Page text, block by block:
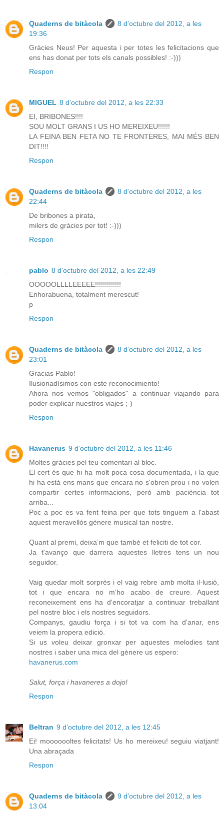
Quaderns de bitàcola
8 d’octubre del 2012, a les
19:36
Gràcies Neus! Per aquesta i per totes les felicitacions que
ens has donat per tots els canals possibles! :-)))
Respon
MIGUEL 8 d’octubre del 2012, a les 22:33
EI, BRIBONES!!!!
SOU MOLT GRANS I US HO MEREIXEU!!!!!!
LA FEINA BEN FETA NO TE FRONTERES, MAI MÉS BEN
DIT!!!!
Respon
Quaderns de bitàcola
8 d’octubre del 2012, a les
22:44
De bribones a pirata,
milers de gràcies per tot! :-)))
Respon
pablo 8 d’octubre del 2012, a les 22:49
OOOOOLLLLEEEEE!!!!!!!!!!!!!
Enhorabuena, totalment merescut!
p
Respon
Quaderns de bitàcola
8 d’octubre del 2012, a les
23:01
Gracias Pablo!
Ilusionadísimos con este reconocimiento!
Ahora nos vemos "obligados" a continuar viajando para
poder explicar nuestros viajes ;-)
Respon
Havanerus 9 d’octubre del 2012, a les 11:46
Moltes gràcies pel teu comentari al bloc.
El cert és que hi ha molt poca cosa documentada, i la que
hi ha està ens mans que encara no s'obren prou i no volen
compartir certes informacions, però amb paciència tot
arriba...
Poc a poc es va fent feina per que tots tinguem a l'abast
aquest meravellós gènere musical tan nostre.
Quant al premi, deixa’m que també et feliciti de tot cor.
Ja t'avanço que darrera aquestes lletres tens un nou
seguidor.
Vaig quedar molt sorprès i el vaig rebre amb molta il·lusió,
tot i que encara no m'ho acabo de creure. Aquest
reconeixement ens ha d'encoratjar a continuar treballant
pel nostre bloc i els nostres seguidors.
Companys, gaudiu força i si tot va com ha d'anar, ens
veiem la propera edició.
Si us voleu deixar gronxar per aquestes melodies tant
nostres i saber una mica del gènere us espero:
havanerus.com
Salut, força i havaneres a dojo!
Respon
Beltran 9 d’octubre del 2012, a les 12:45
Ei! mooooooltes felicitats! Us ho mereixeu! seguiu viatjant!
Una abraçada
Respon
Quaderns de bitàcola
9 d’octubre del 2012, a les
13:04